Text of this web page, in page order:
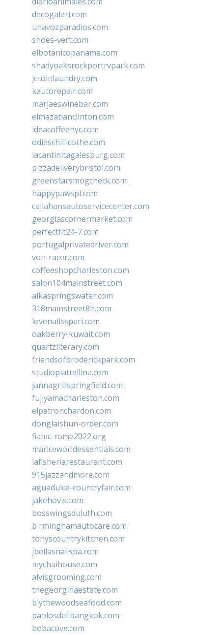
decogaleri.com
unavozparadios.com
shoes-vert.com
elbotanicopanama.com
shadyoaksrockportrvpark.com
jccoinlaundry.com
kautorepair.com
marjaeswinebar.com
elmazatlanclinton.com
ideacoffeenyc.com
odieschillicothe.com
lacantinitagalesburg.com
pizzadeliverybristol.com
greenstarsmogcheck.com
happypawspl.com
callahansautoservicecenter.com
georgiascornermarket.com
perfectfit24-7.com
portugalprivatedriver.com
von-racer.com
coffeeshopcharleston.com
salon104mainstreet.com
alkaspringswater.com
318mainstreet8h.com
lovenailsspari.com
oakberry-kuwait.com
quartzliterary.com
friendsofbroderickpark.com
studiopiattellina.com
jannagrillspringfield.com
fujiyamacharleston.com
elpatronchardon.com
donglaishun-order.com
fiamc-rome2022.org
mariceworldessentials.com
lafisheriarestaurant.com
915jazzandmore.com
aguadulce-countryfair.com
jakehovis.com
bosswingsduluth.com
birminghamautocare.com
tonyscountrykitchen.com
jbellasnailspa.com
mychaihouse.com
alvisgrooming.com
thegeorginaestate.com
blythewoodseafood.com
paolosdelibangkok.com
bobacove.com